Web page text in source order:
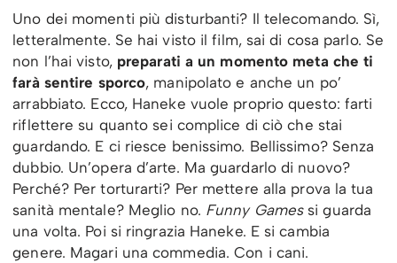
Uno dei momenti più disturbanti? Il telecomando. Sì,
letteralmente. Se hai visto il film, sai di cosa parlo. Se
non l’hai visto, preparati a un momento meta che ti
farà sentire sporco, manipolato e anche un po’
arrabbiato. Ecco, Haneke vuole proprio questo: farti
riflettere su quanto sei complice di ciò che stai
guardando. E ci riesce benissimo. Bellissimo? Senza
dubbio. Un’opera d’arte. Ma guardarlo di nuovo?
Perché? Per torturarti? Per mettere alla prova la tua
sanità mentale? Meglio no. Funny Gamessi guarda
una volta. Poi si ringrazia Haneke. E si cambia
genere. Magari una commedia. Con i cani.